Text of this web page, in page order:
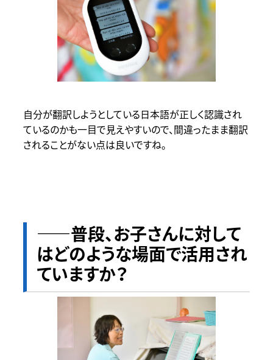
自分が翻訳しようとしている日本語が正しく認識され
ているのかも一目で見えやすいので、間違ったまま翻訳
されることがない点は良いですね。
――普段、お子さんに対して
はどのような場面で活用され
ていますか？